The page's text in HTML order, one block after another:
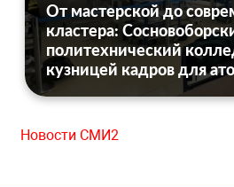
От мастерской до
кластера:
политехнический
кузницей кадров для
Новости СМИ2